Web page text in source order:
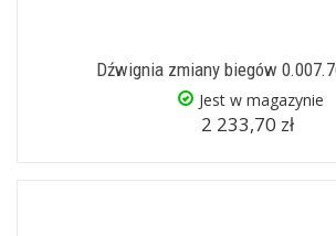
Dźwignia zmiany biegów
Jest w magazynie
2 233,70 zł